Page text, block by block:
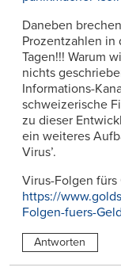
Daneben
Prozentzahlen in
Tagen!!! Warum
nichts
Informations-
schweizerische
zu dieser
ein weiteres
Virus’.
Virus-Folgen fürs
https://
Folgen-fuers-
Antworten